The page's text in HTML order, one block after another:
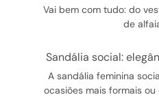
Vai bem com tudo: do
de
sandália social:
A sandália feminina
ocasiões mais formais